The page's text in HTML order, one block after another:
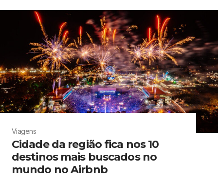
Viagens
Cidade da região fica nos 10
destinos mais buscados no
mundo no Airbnb